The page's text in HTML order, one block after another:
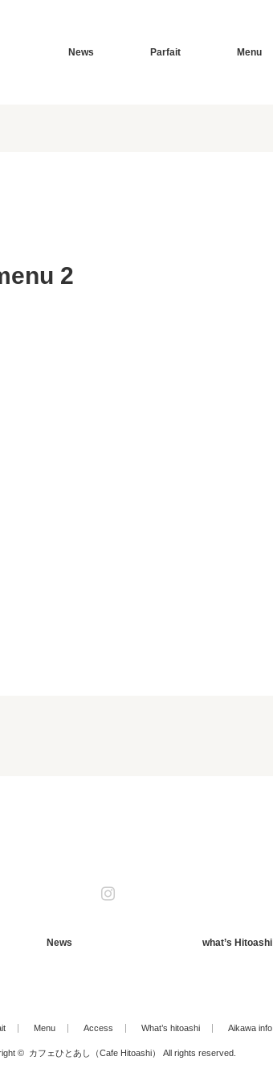
News Parfait Menu
2
News what’s Hitoashi
Menu Access What’s hitoashi Aikawa info
© カフェひとあし（Cafe Hitoashi） All rights reserved.